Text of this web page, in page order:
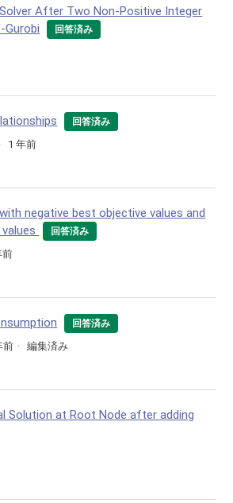
After Two Non-Positive Integer
Gurobi
回答済み
回答済み
1 年前
negative best objective values and
回答済み
前
回答済み
前
編集済み
Solution at Root Node after adding